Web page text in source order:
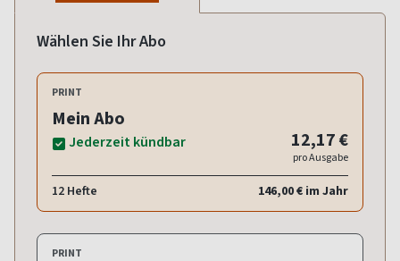
Wählen Sie Ihr Abo
PRINT
Mein Abo
Jederzeit kündbar 12,17 €
pro Ausgabe
12 Hefte 146,00 € im Jahr
PRINT